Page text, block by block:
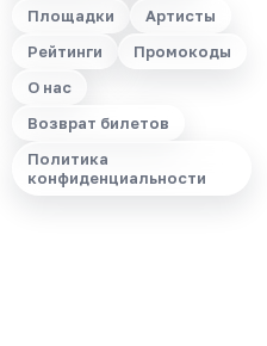
Площадки
Артисты
Рейтинги
Промокоды
О нас
Возврат билетов
Политика
конфиденциальности